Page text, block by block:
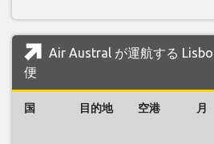
Air Austral が運航する
便
国 目的地 空港 月